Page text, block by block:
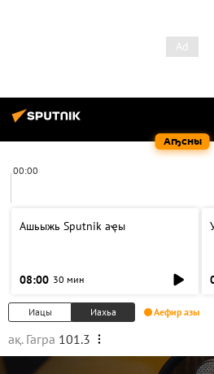
Аҧсны
00:00
Ашьыжь Sputnik аҿы
08:00 30 мин
Иацы Иахьа Аефир азы
ақ. Гагра 101.3